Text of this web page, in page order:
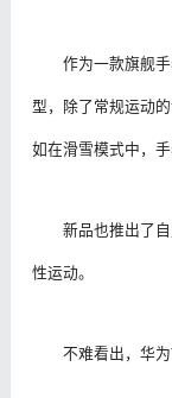
作为一款旗舰
型，除了常规运动
如在滑雪模式中，
新品也推出了
性运动。
不难看出，华为